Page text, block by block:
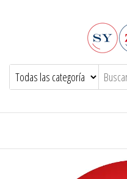
Syzygy.net.ar